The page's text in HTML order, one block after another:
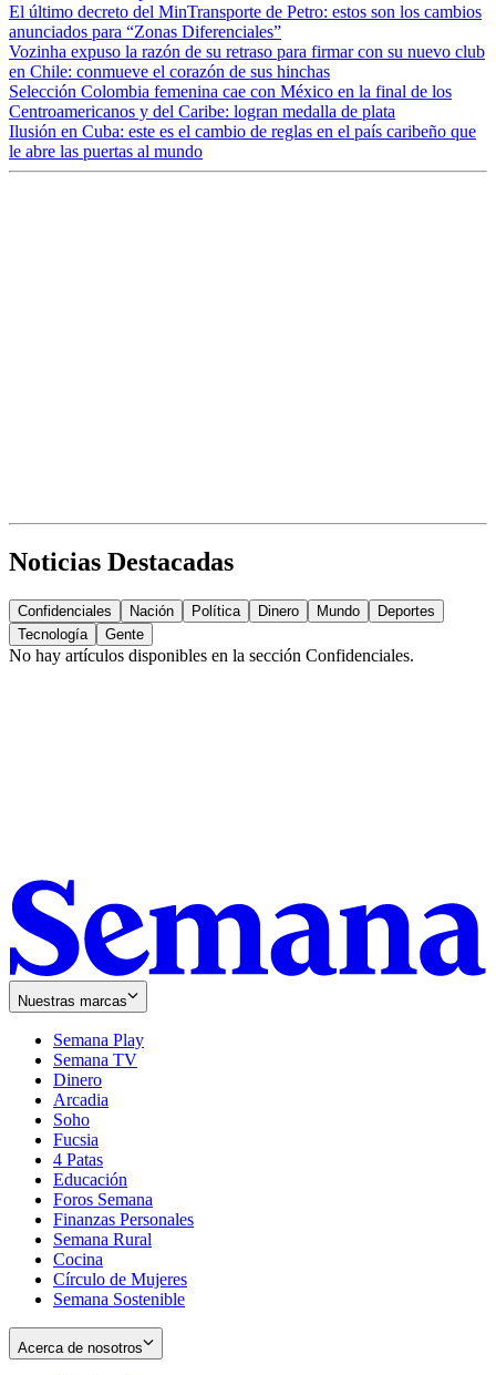
El último decreto del MinTransporte de Petro: estos son los cambios
anunciados para “Zonas Diferenciales”
Vozinha expuso la razón de su retraso para firmar con su nuevo club
en Chile: conmueve el corazón de sus hinchas
Selección Colombia femenina cae con México en la final de los
Centroamericanos y del Caribe: logran medalla de plata
Ilusión en Cuba: este es el cambio de reglas en el país caribeño que
le abre las puertas al mundo
Noticias Destacadas
Confidenciales Nación Política Dinero Mundo
Deportes
Tecnología
Gente
No hay artículos disponibles en la sección Confidenciales.
Nuestras marcas
Semana Play
Semana TV
Dinero
Arcadia
Soho
in
new
window
Fucsia
in
new
window
4 Patas
Educación
Foros Semana
Finanzas Personales
Semana Rural
Cocina
Círculo de Mujeres
Semana Sostenible
Acerca de nosotros